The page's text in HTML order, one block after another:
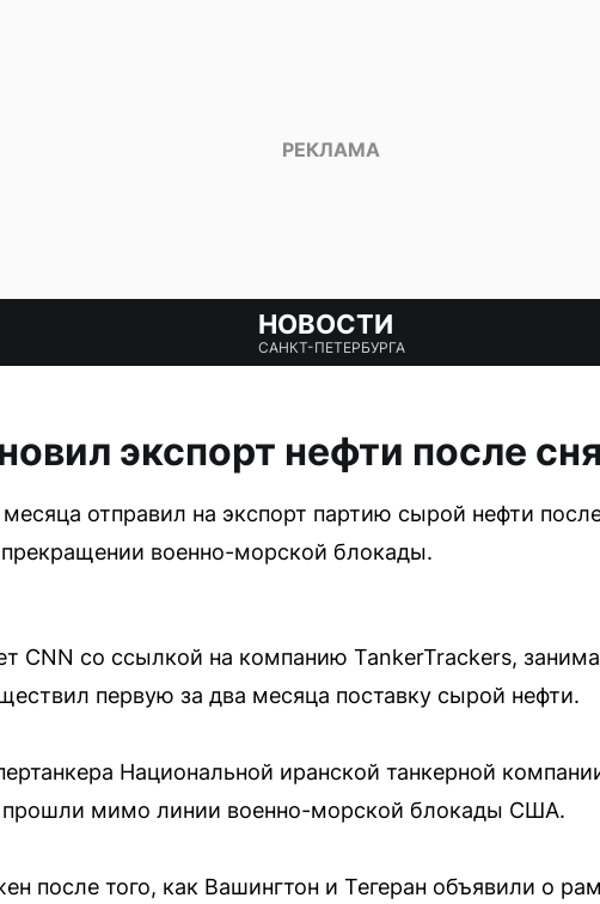
НОВОСТИ
САНКТ-ПЕТЕРБУРГА
экспорт нефти после
отправил на экспорт партию сырой нефти
военно-морской блокады.
CNN со ссылкой на компанию TankerTrackers,
первую за два месяца поставку сырой нефти.
Национальной иранской танкерной
прошли мимо линии военно-морской блокады США.
после того, как Вашингтон и Тегеран объявили о